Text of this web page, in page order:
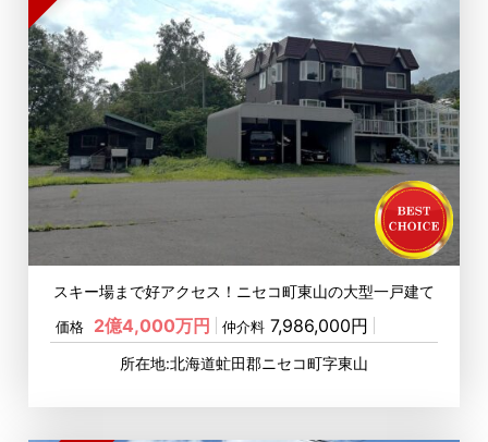
スキー場まで好アクセス！ニセコ町東山の大型一戸建て
価格 2億4,000万円 仲介料 7,986,000円
所在地:北海道虻田郡ニセコ町字東山